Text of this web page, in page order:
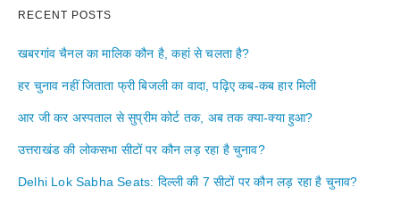
RECENT POSTS
खबरगांव चैनल का मालिक कौन है, कहां से चलता है?
हर चुनाव नहीं जिताता फ्री बिजली का वादा, पढ़िए कब-कब हार मिली
आर जी कर अस्पताल से सुप्रीम कोर्ट तक, अब तक क्या-क्या हुआ?
उत्तराखंड की लोकसभा सीटों पर कौन लड़ रहा है चुनाव?
Delhi Lok Sabha Seats: दिल्ली की 7 सीटों पर कौन लड़ रहा है चुनाव?